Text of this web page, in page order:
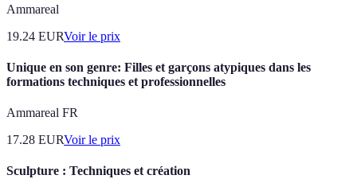
Ammareal
19.24 EURVoir le prix
Unique en son genre: Filles et garçons atypiques dans les
formations techniques et professionnelles
Ammareal FR
17.28 EURVoir le prix
Sculpture : Techniques et création